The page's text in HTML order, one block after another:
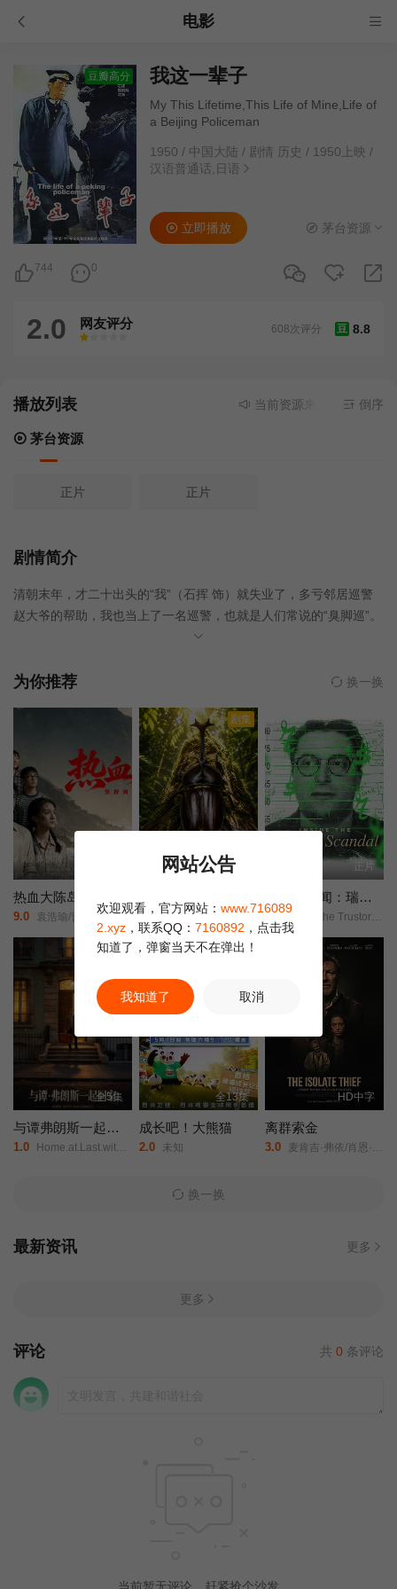
电影
豆瓣高分 我这一辈子
My This Lifetime,This Life of Mine,Life of
a Beijing Policeman
1950 / 中国大陆 / 剧情 历史 / 1950上映 /
汉语普通话,日语
744 0
立即播放 茅台资源
2.0 网友评分
很差
较差还行推荐
力荐
豆 8.8
608次评分
播放列表 当前资源来源 茅台资源 - 无
倒序
茅台资源
正片 正片
剧情简介
清朝末年，才二十出头的“我”（石挥 饰）就失业了，多亏邻居巡警
赵大爷的帮助，我也当上了一名巡警，也就是人们常说的“臭脚巡”。
从这绰号您就知道，这个差事不好干。况且那些年兵荒马乱，民不
场，把个老北京城搅得沸沸扬扬。我曾在秦大人府上当差，官老爷
们为了新中国的崛起而不懈努力。我呢，一个社会底层的小老百
姓，只求守着老婆孩子过上几天安稳日子。但处在这个倒霉时代
下，老百姓哪有什么安生日子可言啊？本片根据老舍同名原著改
编。
为你推荐 换一换
热血大陈岛
9.0 袁浩瑜/曹阳明珠/范事成/
剧集
更新至2集
10.0 未知
正片
Trustor丑闻：瑞典金融案内幕
9.0 Inside the Trustor Scandal/Trustor/
正片
全5集
与谭弗朗斯一起回家
1.0 Home.at.Last.with.Tan.France/
正片
全13集
成长吧！大熊猫
2.0 未知
HD中字
离群索金
3.0 麦肯吉·弗依/肖恩·宾/奥德娅·拉什/
换一换
最新资讯 更多
更多
评论 共 0 条评论
当前暂无评论，赶紧抢个沙发
网站公告
欢迎观看，官方网站： www.716089
2.xyz ，联系QQ： 7160892 ，点击我
知道了，弹窗当天不在弹出！
我知道了 取消